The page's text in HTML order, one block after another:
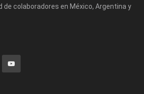
de colaboradores en México, Argentina y